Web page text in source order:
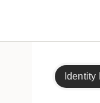
Identity